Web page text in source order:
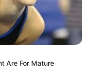
Are For Mature